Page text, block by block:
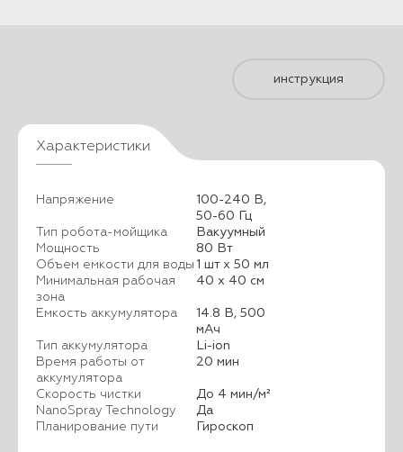
инструкция
Характеристики
Напряжение
100-240 В,
50-60 Гц
Тип робота-мойщика
Вакуумный
Мощность
80 Вт
Объем емкости для воды 1 шт х 50 мл
Минимальная рабочая
зона
40 х 40 см
Емкость аккумулятора
14.8 В, 500
мАч
Тип аккумулятора
Li-ion
Время работы от
аккумулятора
20 мин
Скорость чистки
До 4 мин/м²
NanoSpray Technology
Да
Планирование пути
Гироскоп